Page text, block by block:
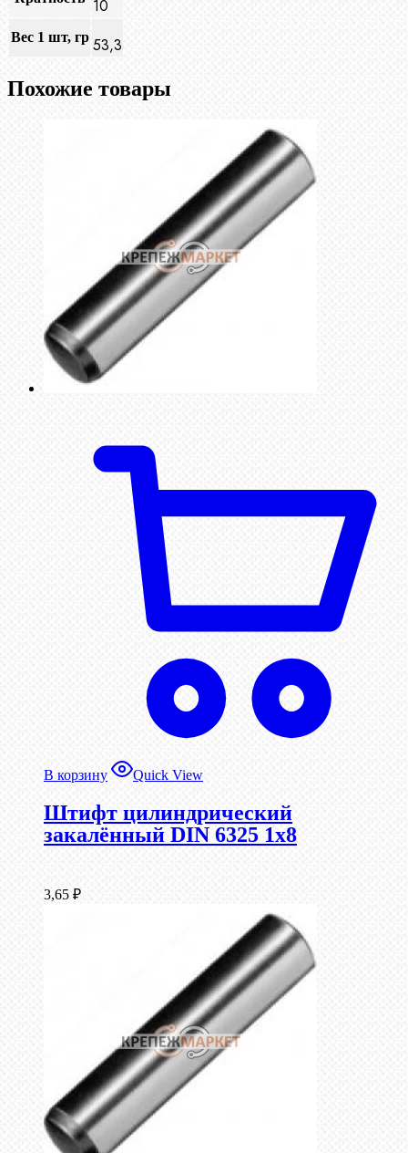
10
Вес 1 шт, гр 53,3
Похожие товары
В корзину Quick View
Штифт цилиндрический
закалённый DIN 6325 1х8
3,65 ₽